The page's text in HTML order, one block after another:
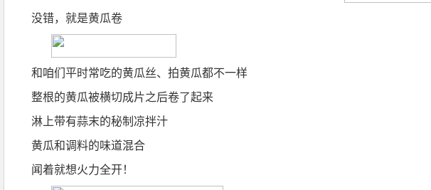
没错，就是黄瓜卷
和咱们平时常吃的黄瓜丝、拍黄瓜都不一样
整根的黄瓜被横切成片之后卷了起来
淋上带有蒜末的秘制凉拌汁
黄瓜和调料的味道混合
闻着就想火力全开！